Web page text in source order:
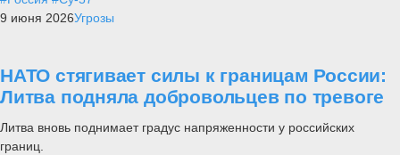
9 июня 2026Угрозы
НАТО стягивает силы к границам России:
Литва подняла добровольцев по тревоге
Литва вновь поднимает градус напряженности у российских
границ.